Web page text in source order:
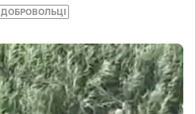
ДОБРОВОЛЬЦІ